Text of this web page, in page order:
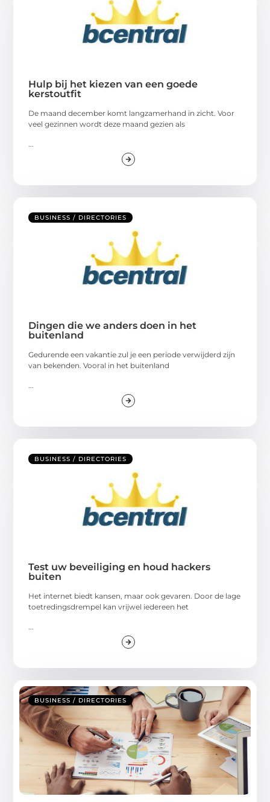
Hulp bij het kiezen van een goede
kerstoutfit
De maand december komt langzamerhand in zicht. Voor
veel gezinnen wordt deze maand gezien als
BUSINESS / DIRECTORIES
Dingen die we anders doen in het
buitenland
Gedurende een vakantie zul je een periode verwijderd zijn
van bekenden. Vooral in het buitenland
BUSINESS / DIRECTORIES
Test uw beveiliging en houd hackers
buiten
Het internet biedt kansen, maar ook gevaren. Door de lage
toetredingsdrempel kan vrijwel iedereen het
BUSINESS / DIRECTORIES